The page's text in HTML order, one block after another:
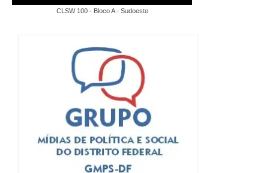
CLSW 100 - Bloco A - Sudoeste